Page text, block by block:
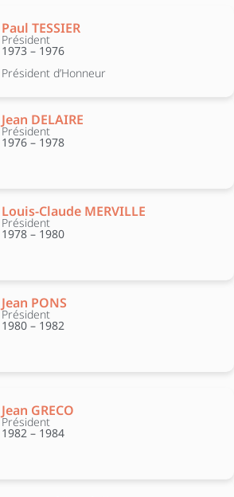
Paul TESSIER
Président
1973 – 1976
Président d’Honneur
Jean DELAIRE
Président
1976 – 1978
Louis-Claude MERVILLE
Président
1978 – 1980
Jean PONS
Président
1980 – 1982
Jean GRECO
Président
1982 – 1984